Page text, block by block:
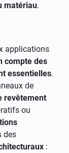
matériau.
applications
compte des
essentielles.
de
revêtement
ou
des
: